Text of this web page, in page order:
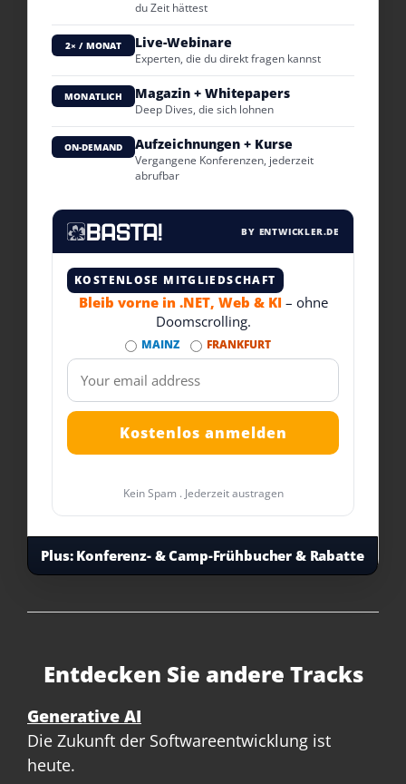
du Zeit hättest
2× / MONAT Live-Webinare
Experten, die du direkt fragen kannst
MONATLICH Magazin + Whitepapers
Deep Dives, die sich lohnen
ON-DEMAND Aufzeichnungen + Kurse
Vergangene Konferenzen, jederzeit
abrufbar
BY ENTWICKLER.DE
KOSTENLOSE MITGLIEDSCHAFT
Bleib vorne in .NET, Web & KI – ohne
Doomscrolling.
MAINZ FRANKFURT
Kein Spam . Jederzeit austragen
Plus:Konferenz- & Camp-Frühbucher & Rabatte
Entdecken Sie andere Tracks
Generative AI
Die Zukunft der Softwareentwicklung ist
heute.